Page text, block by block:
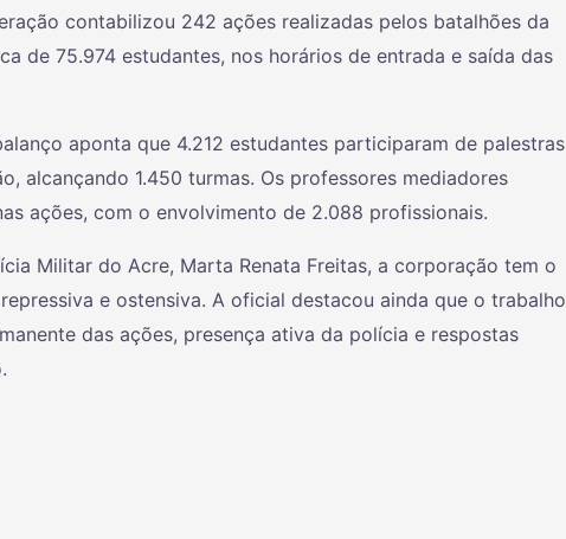
contabilizou 242 ações realizadas pelos batalhões da
de 75.974 estudantes, nos horários de entrada e saída das
aponta que 4.212 estudantes participaram de palestras
alcançando 1.450 turmas. Os professores mediadores
ações, com o envolvimento de 2.088 profissionais.
Militar do Acre, Marta Renata Freitas, a corporação tem o
e ostensiva. A oficial destacou ainda que o trabalho
das ações, presença ativa da polícia e respostas